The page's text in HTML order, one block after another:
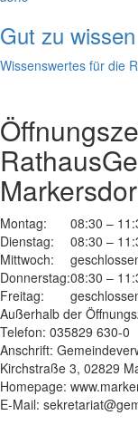
Gut zu wissen
Wissenswertes für die
Rathaus
Montag:
08:30 –
Dienstag:
08:30 –
Mittwoch:
Donnerstag:08:30 –
Freitag:
Außerhalb der
Telefon: 035829 630-0
Anschrift:
Kirchstraße 3, 02829
Homepage:
E-Mail: